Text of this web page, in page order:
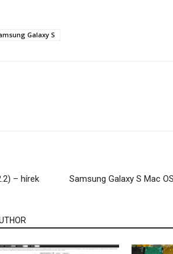
Galaxy S
– hírek Samsung Galaxy S Mac